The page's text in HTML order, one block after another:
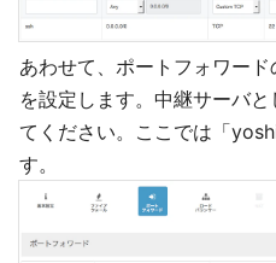
あわせて、ポートフォワー
を設定します。中継サーバ
てください。ここでは「
す。